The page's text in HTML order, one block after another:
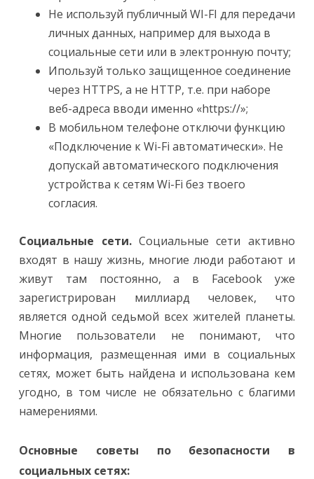
Не используй публичный WI-FI для передачи
личных данных, например для выхода в
социальные сети или в электронную почту;
Ипользуй только защищенное соединение
через HTTPS, а не НТТР, т.е. при наборе
веб-адреса вводи именно «https://»;
В мобильном телефоне отключи функцию
«Подключение к Wi-Fi автоматически». Не
допускай автоматического подключения
устройства к сетям Wi-Fi без твоего
согласия.
Социальные сети.Социальные сети активно
входят в нашу жизнь, многие люди работают и
живут там постоянно, а в Facebook уже
зарегистрирован миллиард человек, что
является одной седьмой всех жителей планеты.
Многие пользователи не понимают, что
информация, размещенная ими в социальных
сетях, может быть найдена и использована кем
угодно, в том числе не обязательно с благими
намерениями.
Основные советы по безопасности в
социальных сетях: